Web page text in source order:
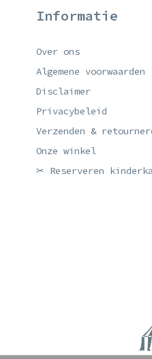
Informatie
Over ons
Algemene voorwaarden
Disclaimer
Privacybeleid
Verzenden &
Onze winkel
✂ Reserveren